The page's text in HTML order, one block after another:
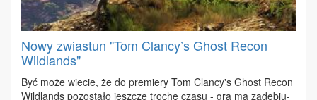
Nowy zwiastun "Tom Clancy’s Ghost Recon
Wildlands"
Być mo­że wie­cie, że do pre­mie­ry Tom Clan­cy's Ghost Re­con
Wil­dlands po­zo­sta­ło jesz­cze tro­chę cza­su - gra ma za­de­biu­